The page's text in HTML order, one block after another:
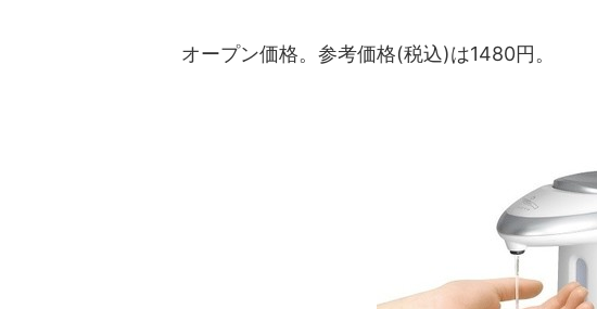
オープン価格。参考価格(税込)は1480円。